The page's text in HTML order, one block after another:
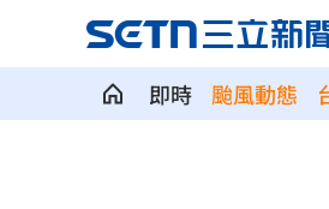
即時 颱風動態